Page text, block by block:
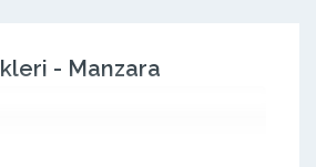
- Manzara